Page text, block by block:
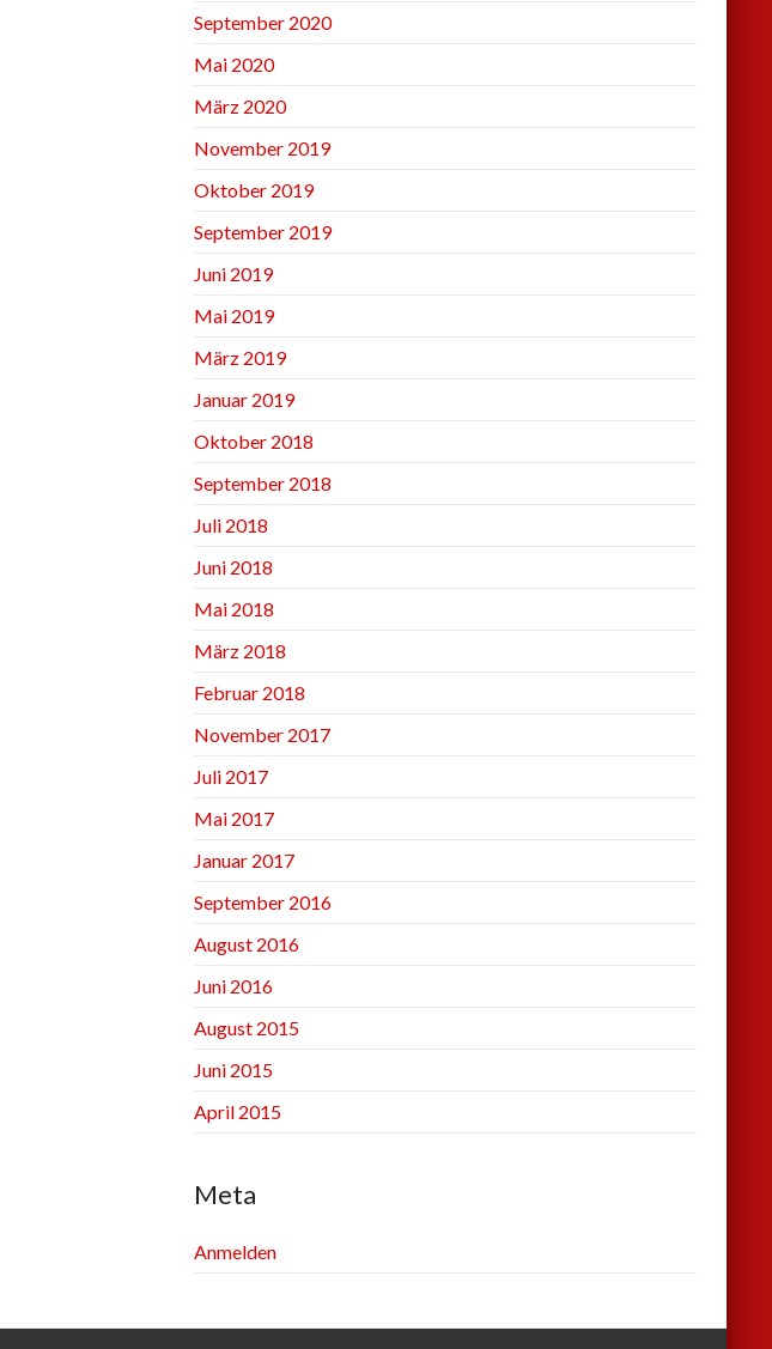
September 2020
Mai 2020
März 2020
November 2019
Oktober 2019
September 2019
Juni 2019
Mai 2019
März 2019
Januar 2019
Oktober 2018
September 2018
Juli 2018
Juni 2018
Mai 2018
März 2018
Februar 2018
November 2017
Juli 2017
Mai 2017
Januar 2017
September 2016
August 2016
Juni 2016
August 2015
Juni 2015
April 2015
Meta
Anmelden